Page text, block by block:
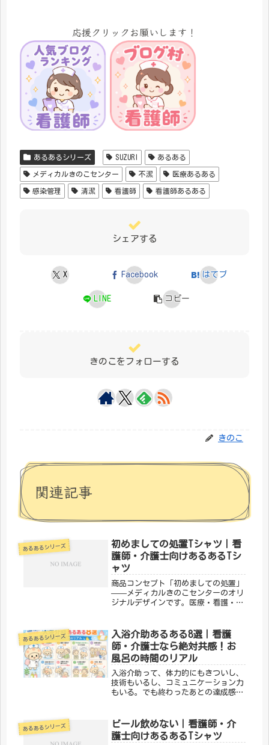
応援クリックお願いします！
あるあるシリーズ SUZURI あるある
メディカルきのこセンター 不潔 医療あるある
感染管理 清潔 看護師 看護師あるある
シェアする
X Facebook はてブ
LINE コピー
きのこをフォローする
きのこ
関連記事
あるあるシリーズ
初めましての処置Tシャツ｜看
護師・介護士向けあるあるTシ
ャツ
商品コンセプト「初めましての処置」
——メディカルきのこセンターのオリ
ジナルデザインです。医療・看護・介
はもちろん、プレゼントにもぴったり
です。「メディカルきのこセンター」
が...
あるあるシリーズ
入浴介助あるある8選｜看護
師・介護士なら絶対共感！お
風呂の時間のリアル
入浴介助って、体力的にもきついし、
技術もいるし、コミュニケーション力
もいる。でも終わったあとの達成感
続けられる仕事でもある。そんな入浴
介助のリアルを8つ集めました。① 介
助...
あるあるシリーズ
ビール飲めない｜看護師・介
護士向けあるあるTシャツ